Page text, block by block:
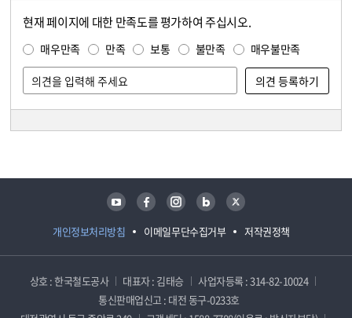
현재 페이지에 대한 만족도를 평가하여 주십시오.
매우만족 만족 보통 불만족 매우불만족
개인정보처리방침 이메일무단수집거부 저작권정책
유튜브 페이스북 인스타그램 블로그 트위터
상호 : 한국철도공사 대표자 : 김태승
사업자등록 : 314-82-10024
통신판매업신고 : 대전 동구-0233호